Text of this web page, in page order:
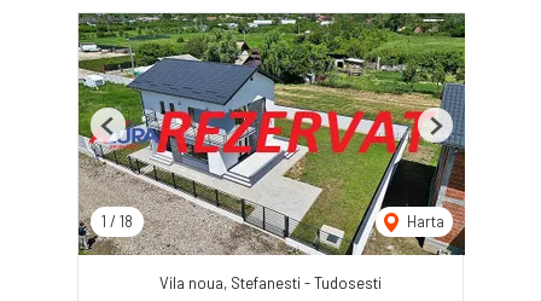
1 / 18 Harta
Previous Next
Vila noua, Stefanesti - Tudosesti